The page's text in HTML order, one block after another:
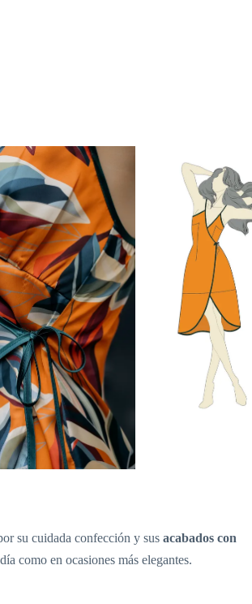
su cuidada confección y sus acabados con
como en ocasiones más elegantes.